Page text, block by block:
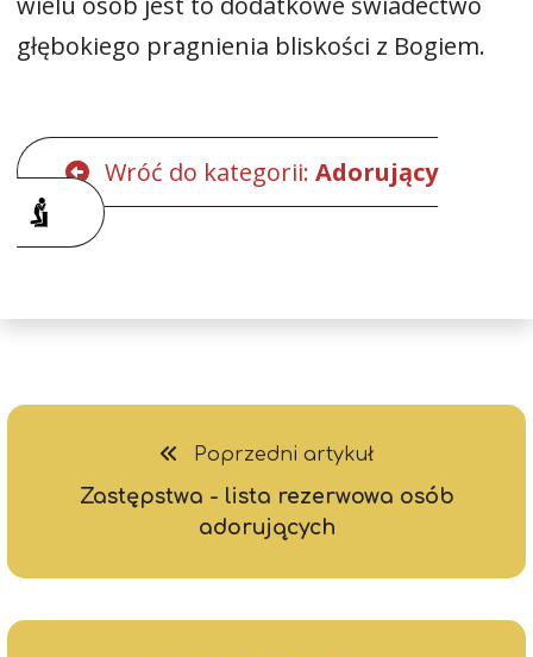
głębokiego pragnienia bliskości z Bogiem.
Wróć do kategorii: Adorujący
Poprzedni artykuł
Zastępstwa - lista rezerwowa osób
adorujących